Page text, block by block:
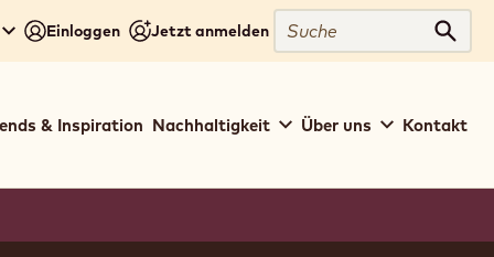
Einloggen Jetzt anmelden
Suche
& Inspiration Nachhaltigkeit Über uns Kontakt